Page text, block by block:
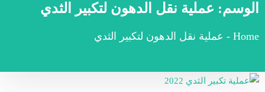
الوسم: عملية نقل الدهون لتكبير الثدي
Home
- عملية نقل الدهون لتكبير الثدي